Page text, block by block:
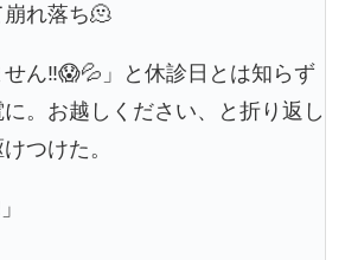
れ落ち🫠
せん‼️😱💦」と休診日とは知らず
。お越しください、と折り返し
つけた。